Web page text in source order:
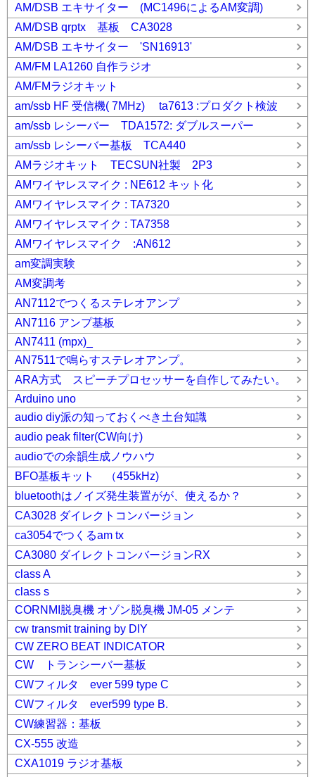
AM/DSB エキサイター (MC1496によるAM変調)
AM/DSB qrptx 基板 CA3028
AM/DSB エキサイター 'SN16913'
AM/FM LA1260 自作ラジオ
AM/FMラジオキット
am/ssb HF 受信機( 7MHz) ta7613 :プロダクト検波
am/ssb レシーバー TDA1572: ダブルスーパー
am/ssb レシーバー基板 TCA440
AMラジオキット TECSUN社製 2P3
AMワイヤレスマイク : NE612 キット化
AMワイヤレスマイク : TA7320
AMワイヤレスマイク : TA7358
AMワイヤレスマイク :AN612
am変調実験
AM変調考
AN7112でつくるステレオアンプ
AN7116 アンプ基板
AN7411 (mpx)_
AN7511で鳴らすステレオアンプ。
ARA方式 スピーチプロセッサーを自作してみたい。
Arduino uno
audio diy派の知っておくべき土台知識
audio peak filter(CW向け)
audioでの余韻生成ノウハウ
BFO基板キット （455kHz)
bluetoothはノイズ発生装置がが、使えるか？
CA3028 ダイレクトコンバージョン
ca3054でつくるam tx
CA3080 ダイレクトコンバージョンRX
class A
class s
CORNMI脱臭機 オゾン脱臭機 JM-05 メンテ
cw transmit training by DIY
CW ZERO BEAT INDICATOR
CW トランシーバー基板
CWフィルタ ever 599 type C
CWフィルタ ever599 type B.
CW練習器：基板
CX-555 改造
CXA1019 ラジオ基板